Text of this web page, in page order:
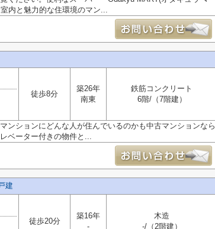
内と魅力的な住環境のマン...
徒歩8分
築26年
南東
鉄筋コンクリート
6階/（7階建）
ンションにどんな人が住んでいるのかも中古マンションなら
ベーター付きの物件と...
建
徒歩20分
築16年
-
木造
-/（2階建）